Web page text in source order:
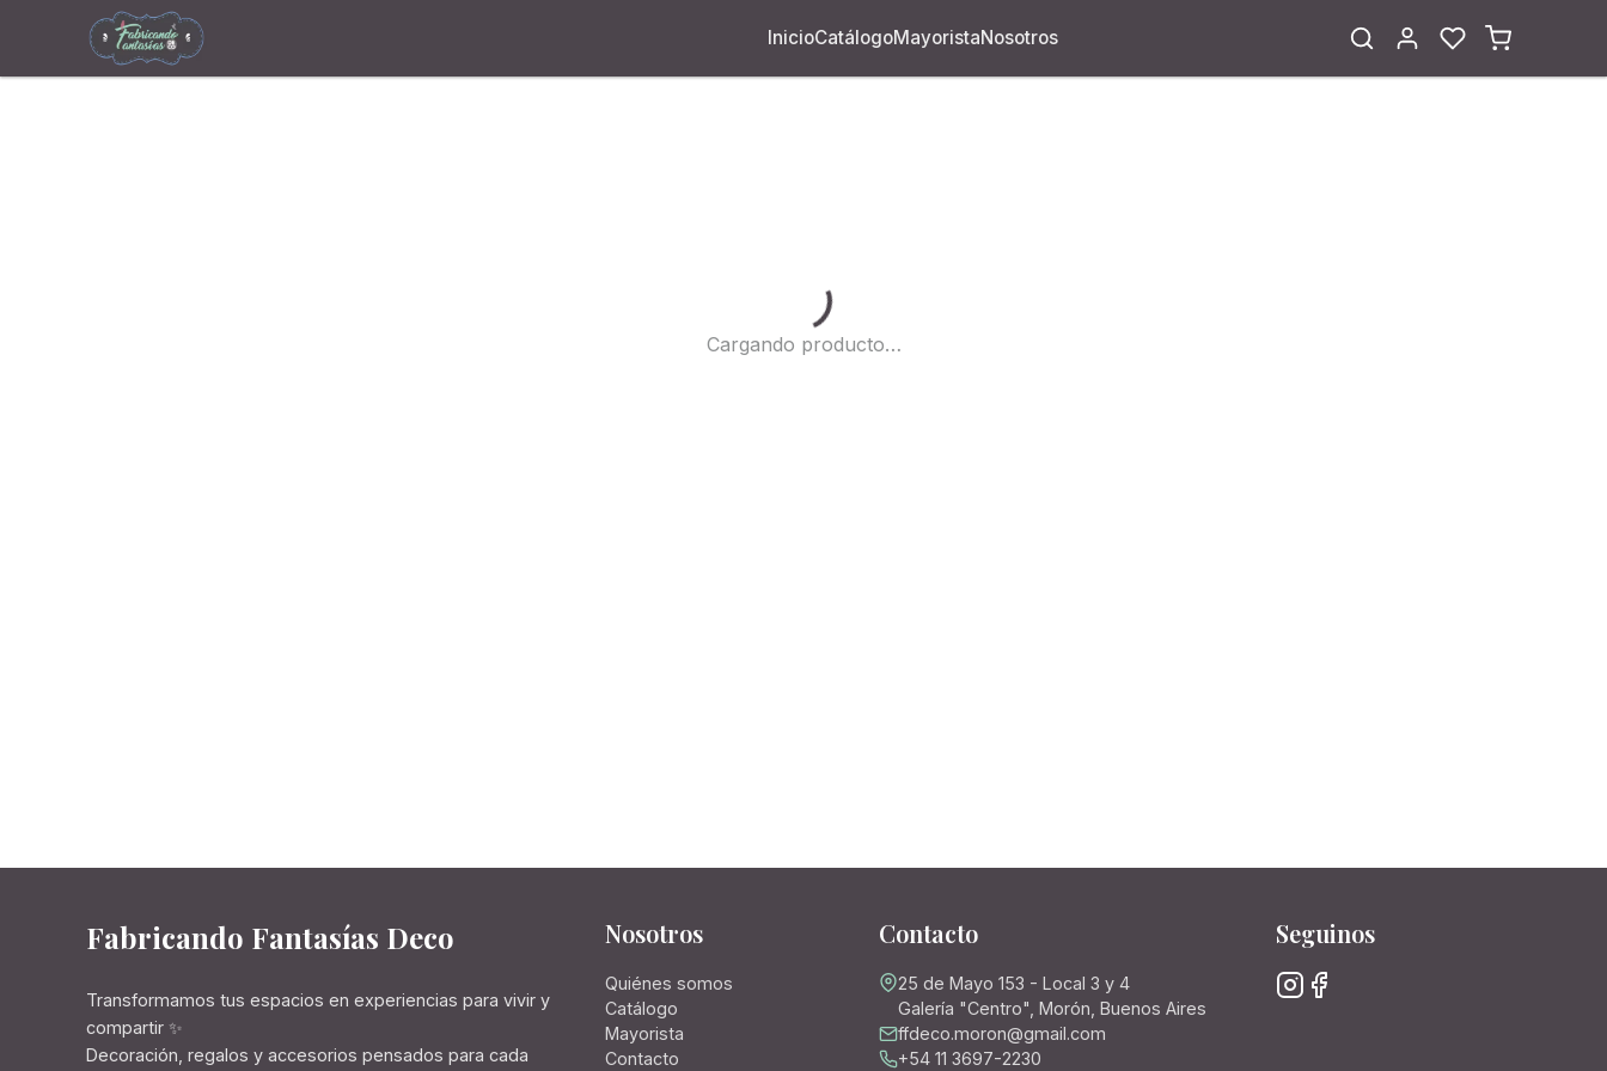
InicioCatálogoMayoristaNosotros
Cargando...
Cargando producto…
Fabricando Fantasías Deco
Transformamos tus espacios en experiencias para vivir y
compartir ✨
Decoración, regalos y accesorios pensados para cada
Nosotros
Quiénes somos
Catálogo
Mayorista
Contacto
Contacto
25 de Mayo 153 - Local 3 y 4
Galería "Centro", Morón, Buenos Aires
ffdeco.moron@gmail.com
+54 11 3697-2230
Seguinos